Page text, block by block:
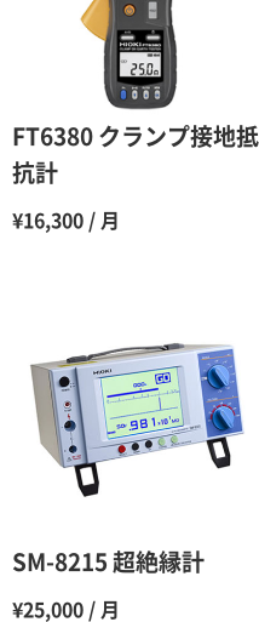
4ヶ月
5ヶ月
11ヶ月
12ヶ月
FT6380 クランプ接地抵
抗計
¥16,300 / 月
SM-8215 超絶縁計
¥25,000 / 月